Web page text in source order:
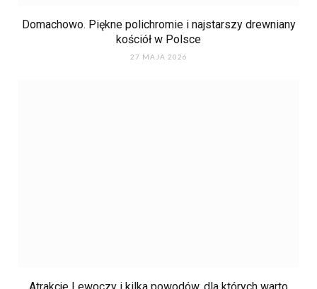
Domachowo. Piękne polichromie i najstarszy drewniany
kościół w Polsce
27 MAJA 2026